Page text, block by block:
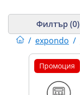
/ expondo /
Филтър (0)
Промоция